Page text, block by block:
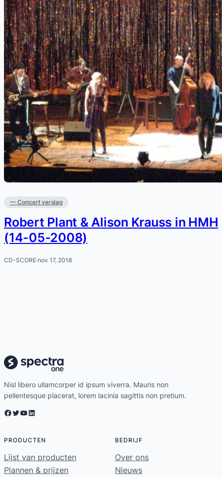
— Concert verslag
Robert Plant & Alison Krauss in HMH
(14-05-2008)
CD-SCORE·nov 17, 2018
Nisl libero ullamcorper id ipsum viverra. Mauris non
pellentesque placerat, lorem lacinia sagittis non pretium.
Facebook Twitter YouTube LinkedIn
PRODUCTEN
Lijst van producten
Plannen & prijzen
BEDRIJF
Over ons
Nieuws